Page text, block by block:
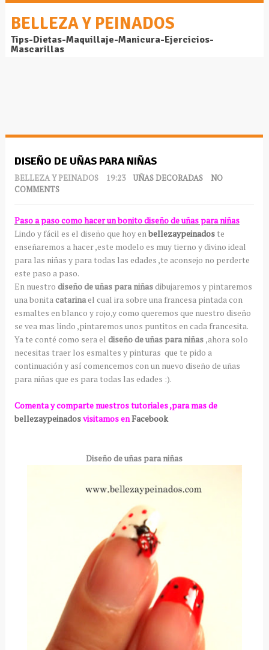
BELLEZA Y PEINADOS
Tips-Dietas-Maquillaje-Manicura-Ejercicios-
Mascarillas
DISEÑO DE UÑAS PARA NIÑAS
BELLEZA Y PEINADOS 19:23 UÑAS DECORADAS
NO
COMMENTS
Paso a paso como hacer un bonito diseño de uñas para niñas
Lindo y fácil es el diseño que hoy enbellezaypeinados te
enseñaremos a hacer ,este modelo es muy tierno y divino ideal
para las niñas y para todas las edades ,te aconsejo no perderte
este paso a paso.
En nuestro diseño de uñas para niñasdibujaremos y pintaremos
una bonitacatarinael cual ira sobre una francesa pintada con
esmaltes en blanco y rojo,y como queremos que nuestro diseño
se vea mas lindo ,pintaremos unos puntitos en cada francesita.
Ya te conté como sera el diseño de uñas para niñas ,ahora solo
necesitas traer los esmaltes y pinturas que te pido a
continuación y así comencemos con un nuevo diseño de uñas
para niñas que es para todas las edades :).
Comenta y comparte nuestros tutoriales ,para mas de
bellezaypeinadosvisitamos enFacebook
Diseño de uñas para niñas